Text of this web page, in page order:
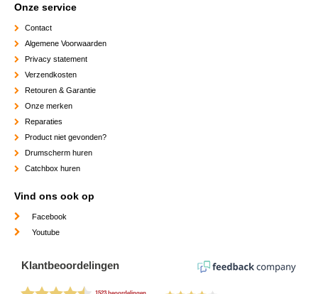
Onze service
Contact
Algemene Voorwaarden
Privacy statement
Verzendkosten
Retouren & Garantie
Onze merken
Reparaties
Product niet gevonden?
Drumscherm huren
Catchbox huren
Vind ons ook op
Facebook
Youtube
Klantbeoordelingen
1523 beoordelingen